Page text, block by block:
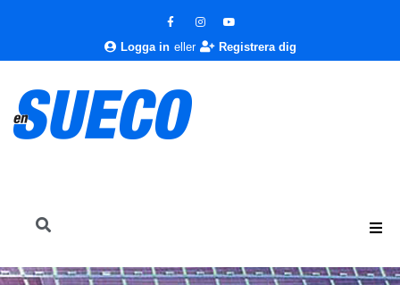
Logga in eller Registrera dig